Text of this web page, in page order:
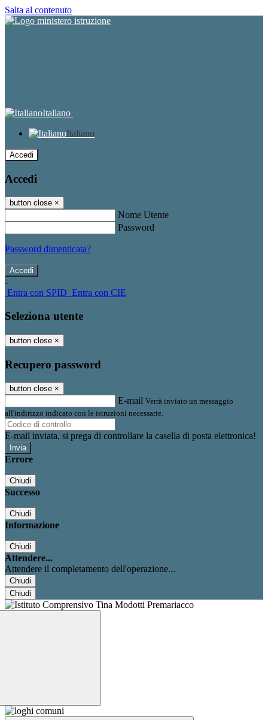
Salta al contenuto
Italiano
Italiano
Accedi
Accedi
button close ×
Nome Utente
Password
Password dimenticata?
-
Entra con SPID Entra con CIE
Seleziona utente
button close ×
Recupero password
button close ×
E-mail Verrà inviato un messaggio
all'indirizzo indicato con le istruzioni necessarie.
E-mail inviata, si prega di controllare la casella di posta elettronica!
Errore
Chiudi
Successo
Chiudi
Informazione
Chiudi
Attendere...
Attendere il completamento dell'operazione...
Chiudi
Chiudi